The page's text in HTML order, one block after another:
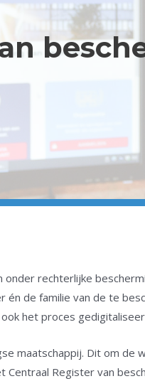
rechterlijke
de familie van de te
het proces
maatschappij. Dit om
Register van